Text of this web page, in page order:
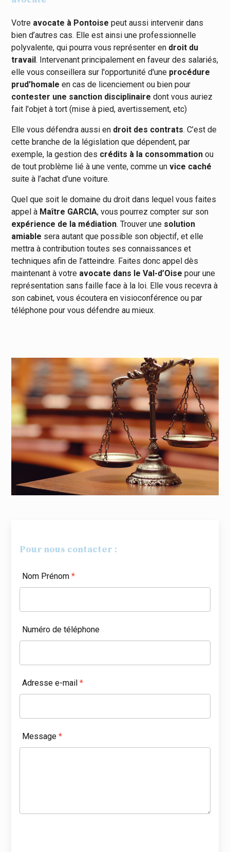
Votre avocate à Pontoise peut aussi intervenir dans
bien d’autres cas. Elle est ainsi une professionnelle
polyvalente, qui pourra vous représenter en droit du
travail. Intervenant principalement en faveur des salariés,
elle vous conseillera sur l'opportunité d'une procédure
prud'homale en cas de licenciement ou bien pour
contester une sanction disciplinaire dont vous auriez
fait l'objet à tort (mise à pied, avertissement, etc)
Elle vous défendra aussi en droit des contrats. C’est de
cette branche de la législation que dépendent, par
exemple, la gestion des crédits à la consommation ou
de tout problème lié à une vente, comme unvice caché
suite à l’achat d’une voiture.
Quel que soit le domaine du droit dans lequel vous faites
appel à Maître GARCIA, vous pourrez compter sur son
expérience de la médiation. Trouver une solution
amiable sera autant que possible son objectif, et elle
mettra à contribution toutes ses connaissances et
techniques afin de l’atteindre. Faites donc appel dès
maintenant à votre avocate dans le Val-d’Oise pour une
représentation sans faille face à la loi. Elle vous recevra à
son cabinet, vous écoutera en visioconférence ou par
téléphone pour vous défendre au mieux.
Pour nous contacter :
Nom Prénom*
Numéro de téléphone
Adresse e-mail*
Message*